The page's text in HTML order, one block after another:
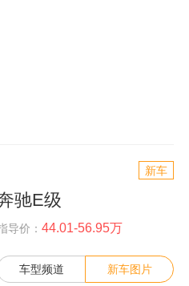
新车
驰E级
导价： 44.01-56.95万
车型频道 新车图片